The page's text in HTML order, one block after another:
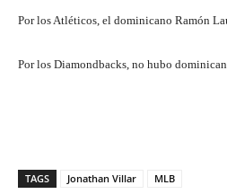
Por los Atléticos, el dominicano Ramón
Por los Diamondbacks, no hubo
TAGS Jonathan Villar MLB